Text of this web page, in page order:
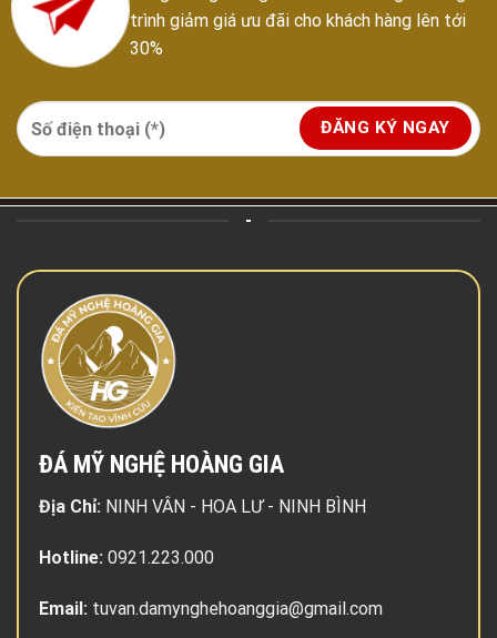
trình giảm giá ưu đãi cho khách hàng lên tới
30%
-
ĐÁ MỸ NGHỆ HOÀNG GIA
Địa Chỉ: NINH VÂN - HOA LƯ - NINH BÌNH
Hotline: 0921.223.000
Email: tuvan.damynghehoanggia@gmail.com